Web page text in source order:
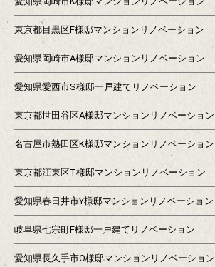
東京都目黒区F様邸マンションリノベーション
愛知県岡崎市A様邸マンションリノベーション
愛知県愛西市S様邸一戸建てリノベーション
東京都世田谷区A様邸マンションリノベーション
名古屋市熱田区K様邸マンションリノベーション
東京都江東区T様邸マンションリノベーション
愛知県春日井市Y様邸マンションリノベーション
岐阜県七宗町F様邸一戸建てリノベーション
愛知県長久手市O様邸マンションリノベーション